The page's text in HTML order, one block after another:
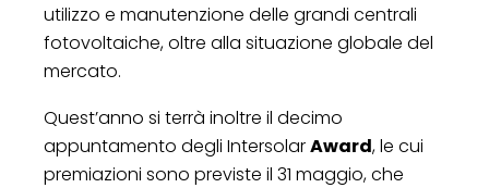
utilizzo e manutenzione delle grandi centrali
fotovoltaiche, oltre alla situazione globale del
mercato.
Quest’anno si terrà inoltre il decimo
appuntamento degli IntersolarAward, le cui
premiazioni sono previste il 31 maggio, che